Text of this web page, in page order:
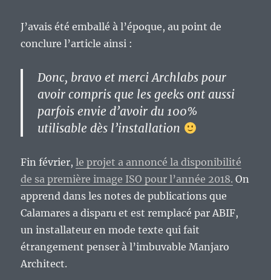
J’avais été emballé à l’époque, au point de
conclure l’article ainsi :
Donc, bravo et merci Archlabs pour
avoir compris que les geeks ont aussi
parfois envie d’avoir du 100%
utilisable dès l’installation
Fin février,le projet a annoncé la disponibilité
de sa première image ISO pour l’année 2018. On
apprend dans les notes de publications que
Calamares a disparu et est remplacé par ABIF,
un installateur en mode texte qui fait
étrangement penser à l’imbuvable Manjaro
Architect.